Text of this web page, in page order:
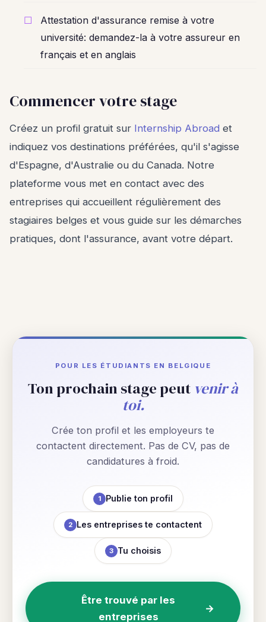
Attestation d'assurance remise à votre
université: demandez-la à votre assureur en
français et en anglais
Commencer votre stage
Créez un profil gratuit sur Internship Abroad et
indiquez vos destinations préférées, qu'il s'agisse
d'Espagne, d'Australie ou du Canada. Notre
plateforme vous met en contact avec des
entreprises qui accueillent régulièrement des
stagiaires belges et vous guide sur les démarches
pratiques, dont l'assurance, avant votre départ.
POUR LES ÉTUDIANTS EN BELGIQUE
Ton prochain stage peut venir à
toi.
Crée ton profil et les employeurs te
contactent directement. Pas de CV, pas de
candidatures à froid.
1 Publie ton profil
2 Les entreprises te contactent
3 Tu choisis
Être trouvé par les
entreprises
→